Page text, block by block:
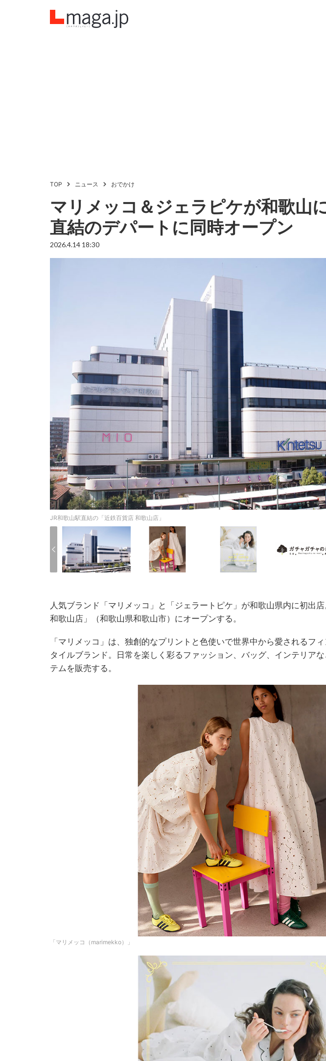
TOP ニュース おでかけ
マリメッコ＆ジェラピケが和歌山
直結のデパートに同時オープン
2026.4.14 18:30
JR和歌山駅直結の「近鉄百貨店 和歌山店」
人気ブランド「マリメッコ」と「ジェラートピケ」が和歌山県内に初出
和歌山店」（和歌山県和歌山市）にオープンする。
「マリメッコ」は、独創的なプリントと色使いで世界中から愛されるフ
タイルブランド。日常を楽しく彩るファッション、バッグ、インテリア
テムを販売する。
「マリメッコ（marimekko）」